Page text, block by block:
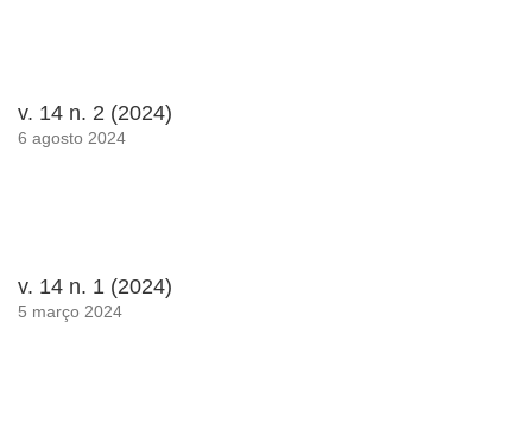
v. 14 n. 2 (2024)
6 agosto 2024
v. 14 n. 1 (2024)
5 março 2024